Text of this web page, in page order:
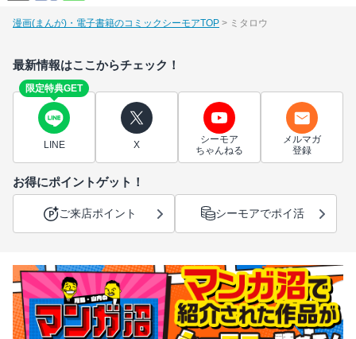
漫画(まんが)・電子書籍のコミックシーモアTOP ミタロウ
最新情報はここからチェック！
限定特典GET
LINE X
シーモア
ちゃんねる
メルマガ
登録
お得にポイントゲット！
ご来店ポイント シーモアでポイ活